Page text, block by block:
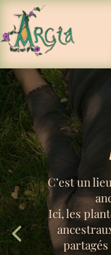
C’est un
Ici, les